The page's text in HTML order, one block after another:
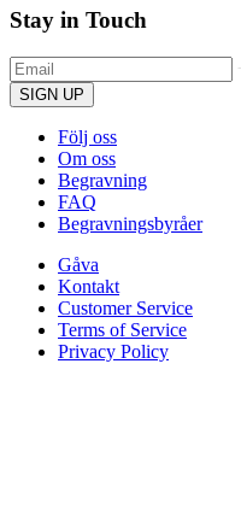
Stay in Touch
SIGN UP
Följ oss
Om oss
Begravning
FAQ
Begravningsbyråer
Gåva
Kontakt
Customer Service
Terms of Service
Privacy Policy